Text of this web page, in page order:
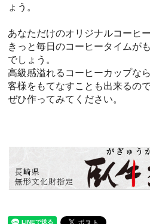
ょう。
あなただけのオリジナルコーヒ
きっと毎日のコーヒータイムが
でしょう。
高級感溢れるコーヒーカップな
客様をもてなすことも出来るので
ぜひ作ってみてください。